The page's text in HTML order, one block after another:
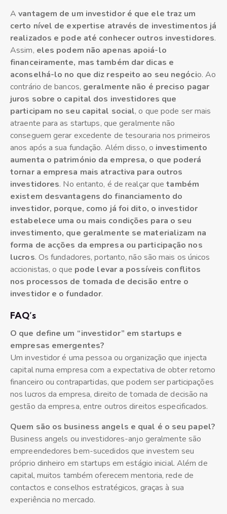
Avantagem de um investidor é que ele traz um
certo nível de expertise através de investimentos já
realizados e pode até conhecer outros investidores.
Assim, eles podem não apenas apoiá-lo
financeiramente, mas também dar dicas e
aconselhá-lo no que diz respeito ao seu negócio. Ao
contrário de bancos, geralmente não é preciso pagar
juros sobre o capital dos investidores que
participam no seu capital social, o que pode ser mais
atraente para as startups, que geralmente não
conseguem gerar excedente de tesouraria nos primeiros
anos após a sua fundação. Além disso, o investimento
aumenta o património da empresa, o que poderá
tornar a empresa mais atractiva para outros
investidores. No entanto, é de realçar quetambém
existem desvantagens do financiamento do
investidor, porque, como já foi dito, o investidor
estabelece uma ou mais condições para o seu
investimento, que geralmente se materializam na
forma de acções da empresa ou participação nos
lucros. Os fundadores, portanto, não são mais os únicos
accionistas, o que pode levar a possíveis conflitos
nos processos de tomada de decisão entre o
investidor e o fundador.
FAQ’s
O que define um “investidor” em startups e
empresas emergentes?
Um investidor é uma pessoa ou organização que injecta
capital numa empresa com a expectativa de obter retorno
financeiro ou contrapartidas, que podem ser participações
nos lucros da empresa, direito de tomada de decisão na
gestão da empresa, entre outros direitos especificados.
Quem são os business angels e qual é o seu papel?
Business angels ou investidores-anjo geralmente são
empreendedores bem-sucedidos que investem seu
próprio dinheiro em startups em estágio inicial. Além de
capital, muitos também oferecem mentoria, rede de
contactos e conselhos estratégicos, graças à sua
experiência no mercado.